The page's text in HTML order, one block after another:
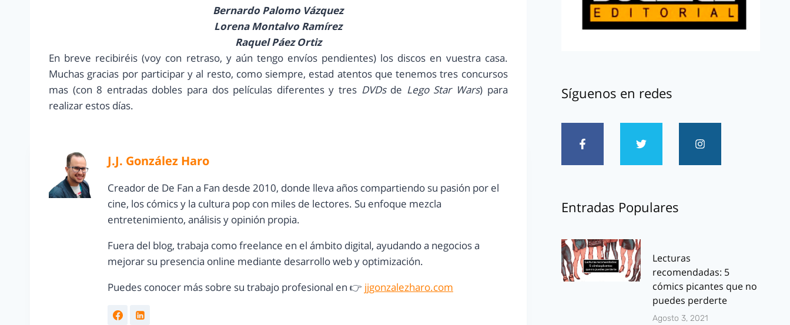
Bernardo Palomo Vázquez
Lorena Montalvo Ramírez
Raquel Páez Ortiz
En breve recibiréis (voy con retraso, y aún tengo envíos pendientes) los discos en vuestra casa.
Muchas gracias por participar y al resto, como siempre, estad atentos que tenemos tres concursos
mas (con 8 entradas dobles para dos películas diferentes y tres DVDsde Lego Star Wars) para
realizar estos días.
J.J. González Haro
Creador de De Fan a Fan desde 2010, donde lleva años compartiendo su pasión por el
cine, los cómics y la cultura pop con miles de lectores. Su enfoque mezcla
entretenimiento, análisis y opinión propia.
Fuera del blog, trabaja como freelance en el ámbito digital, ayudando a negocios a
mejorar su presencia online mediante desarrollo web y optimización.
Puedes conocer más sobre su trabajo profesional en 👉 jjgonzalezharo.com
Síguenos en redes
Entradas Populares
Lecturas
recomendadas: 5
cómics picantes que no
puedes perderte
Agosto 3, 2021